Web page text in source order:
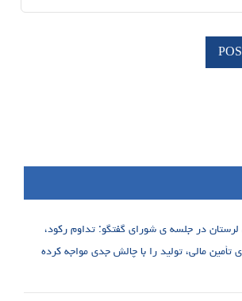
لرستان در جلسه ی شورای گفتگو: تداوم رکود،
مالی، تولید را با چالش جدی مواجه کرده